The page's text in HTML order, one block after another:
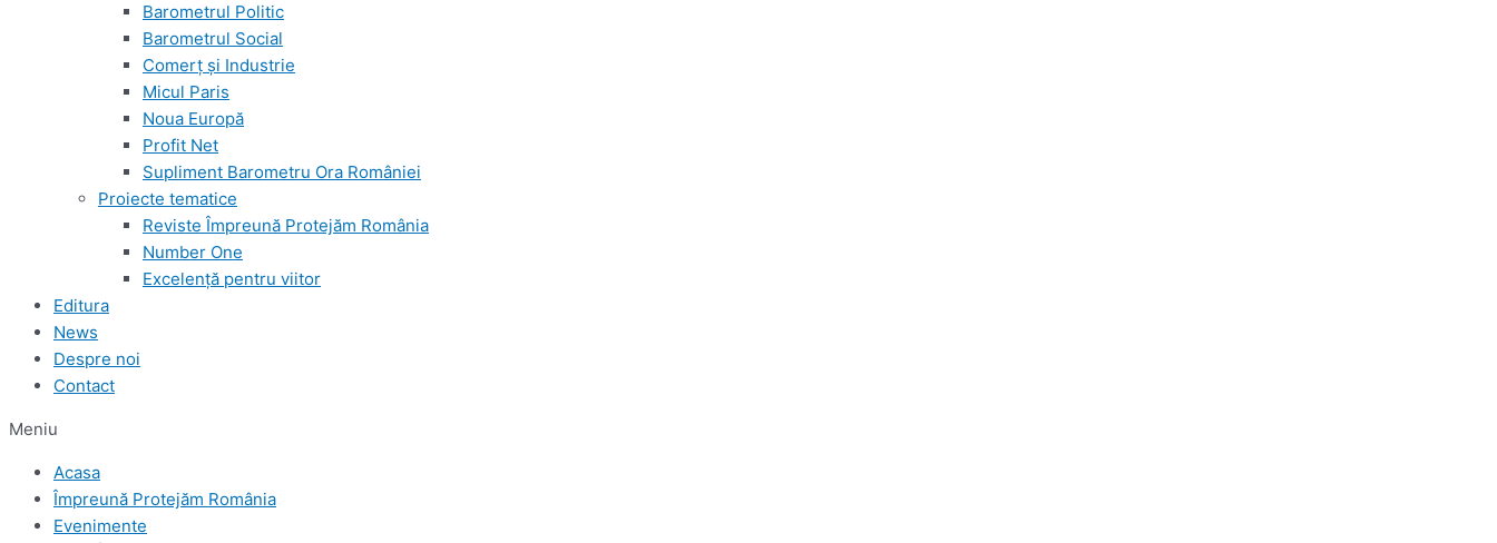
Barometrul Politic
Barometrul Social
Comerț și Industrie
Micul Paris
Noua Europă
Profit Net
Supliment Barometru Ora României
Proiecte tematice
Reviste Împreună Protejăm România
Number One
Excelență pentru viitor
Editura
News
Despre noi
Contact
Meniu
Acasa
Împreună Protejăm România
Evenimente